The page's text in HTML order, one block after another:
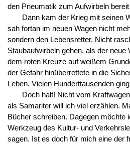
den Pneumatik zum Aufwirbeln bereit
Dann kam der Krieg mit seinen
sah fortan im neuen Wagen nicht
sondern den Lebensretter. Nicht
Staubaufwirbeln gehen, als der
dem roten Kreuze auf weißem
der Gefahr hinüberrettete in die
Leben. Vielen Hunderttausenden
Doch halt! Nicht vom
als Samariter will ich viel erzählen.
Bücher schreiben. Dagegen möchte
Werkzeug des Kultur- und
sagen. Ist es doch für mich eine der